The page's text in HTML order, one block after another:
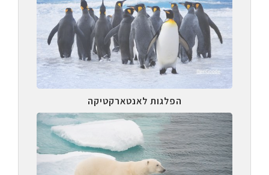
הפלגות לאנטארקטיקה